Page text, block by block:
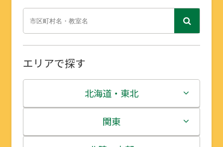
エリアで探す
北海道・東北
北海道
関東